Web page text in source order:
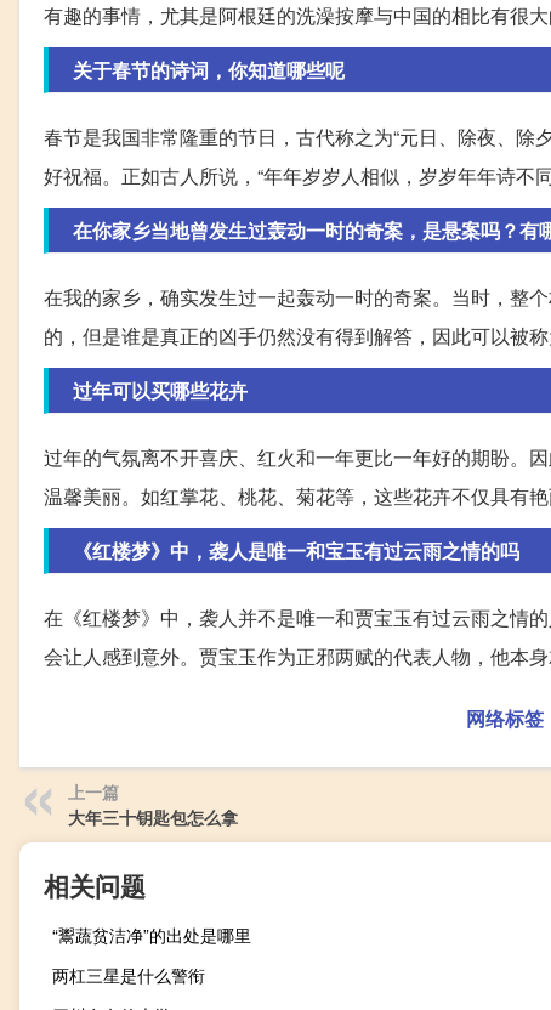
有趣的事情，尤其是阿根廷的洗澡按摩与中国的相比有很
关于春节的诗词，你知道哪些呢
春节是我国非常隆重的节日，古代称之为“元日、除夜、
好祝福。正如古人所说，“年年岁岁人相似，岁岁年年诗不
在你家乡当地曾发生过轰动一时的奇案，是悬案吗？有
在我的家乡，确实发生过一起轰动一时的奇案。当时，整
的，但是谁是真正的凶手仍然没有得到解答，因此可以被
过年可以买哪些花卉
过年的气氛离不开喜庆、红火和一年更比一年好的期盼。
温馨美丽。如红掌花、桃花、菊花等，这些花卉不仅具有
《红楼梦》中，袭人是唯一和宝玉有过云雨之情的吗
在《红楼梦》中，袭人并不是唯一和贾宝玉有过云雨之情
会让人感到意外。贾宝玉作为正邪两赋的代表人物，他本
网络标签
上一篇
大年三十钥匙包怎么拿
相关问题
“鬻蔬贫洁净”的出处是哪里
两杠三星是什么警衔